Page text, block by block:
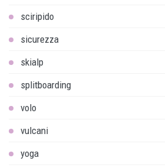
sciripido
sicurezza
skialp
splitboarding
volo
vulcani
yoga